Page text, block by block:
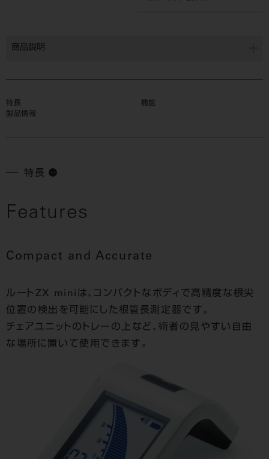
商品説明
特長
機能
製品情報
特長
Features
Compact and Accurate
ルートZX miniは、コンパクトなボディで高精度な根尖
位置の検出を可能にした根管長測定器です。
チェアユニットのトレーの上など、術者の見やすい自由
な場所に置いて使用できます。